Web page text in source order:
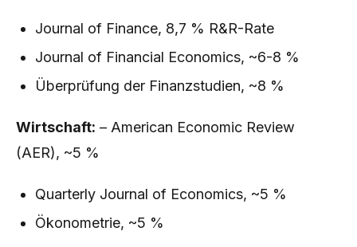
Journal of Finance, 8,7 % R&R-Rate
Journal of Financial Economics, ~6-8 %
Überprüfung der Finanzstudien, ~8 %
Wirtschaft: – American Economic Review
(AER), ~5 %
Quarterly Journal of Economics, ~5 %
Ökonometrie, ~5 %